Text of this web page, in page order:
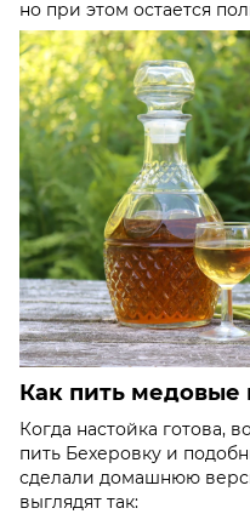
но при этом остается
Как пить медовые
Когда настойка готова,
пить Бехеровку и
сделали домашнюю
выглядят так: